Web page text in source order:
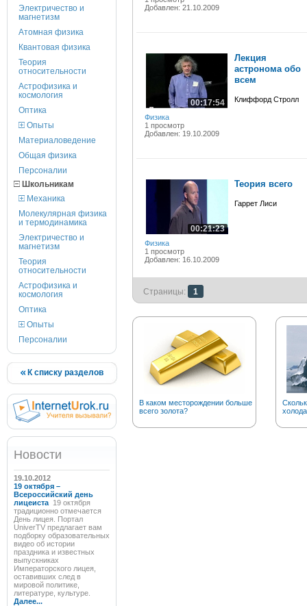
Электричество и
магнетизм
Атомная физика
Квантовая физика
Теория
относительности
Астрофизика и
космология
Оптика
Опыты
Материаловедение
Общая физика
Персоналии
Школьникам
Механика
Молекулярная физика
и термодинамика
Электричество и
магнетизм
Теория
относительности
Астрофизика и
космология
Оптика
Опыты
Персоналии
К списку разделов
Новости
19.10.2012
19 октября –
Всероссийский день
лицеиста 19 октября
традиционно отмечается
День лицея. Портал
UniverTV предлагает вам
подборку образовательных
видео об истории
праздника и известных
выпускниках
Императорского лицея,
оставивших след в
мировой политике,
литературе, культуре.
Далее...
Добавлен: 21.10.2009
00:17:54
Физика
1 просмотр
Добавлен: 19.10.2009
Лекция
астронома обо
всем
Клиффорд Стролл
00:21:23
Физика
1 просмотр
Добавлен: 16.10.2009
Теория всего
Гаррет Лиси
Страницы: 1
В каком месторождении больше
всего золота?